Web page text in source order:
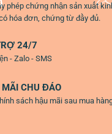
phép chứng nhận sản xuất
hóa đơn, chứng từ đầy đủ.
24/7
- Zalo - SMS
CHU ĐÁO
sách hậu mãi sau mua